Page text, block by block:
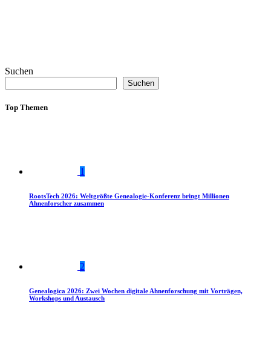
Suchen
Suchen
Top Themen
1
RootsTech 2026: Weltgrößte Genealogie-Konferenz bringt Millionen
Ahnenforscher zusammen
2
Genealogica 2026: Zwei Wochen digitale Ahnenforschung mit Vorträgen,
Workshops und Austausch